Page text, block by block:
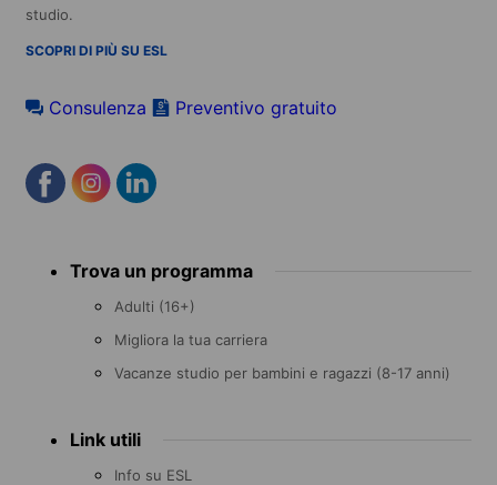
studio.
SCOPRI DI PIÙ SU ESL
Consulenza Preventivo gratuito
menuTrova un programma
Adulti (16+)
Migliora la tua carriera
Vacanze studio per bambini e ragazzi (8-17 anni)
Link utili
Info su ESL